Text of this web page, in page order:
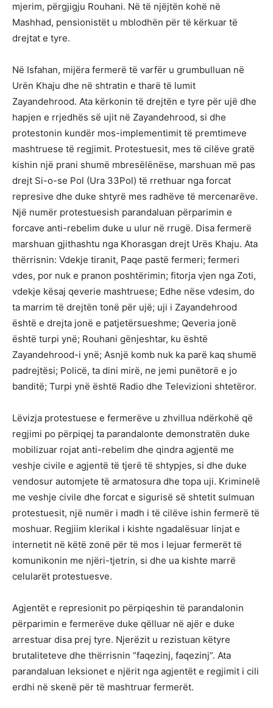
mjerim, përgjigju Rouhani. Në të njëjtën kohë në
Mashhad, pensionistët u mblodhën për të kërkuar të
drejtat e tyre.
Në Isfahan, mijëra fermerë të varfër u grumbulluan në
Urën Khaju dhe në shtratin e tharë të lumit
Zayandehrood. Ata kërkonin të drejtën e tyre për ujë dhe
hapjen e rrjedhës së ujit në Zayandehrood, si dhe
protestonin kundër mos-implementimit të premtimeve
mashtruese të regjimit. Protestuesit, mes të cilëve gratë
kishin një prani shumë mbresëlënëse, marshuan më pas
drejt Si-o-se Pol (Ura 33Pol) të rrethuar nga forcat
represive dhe duke shtyrë mes radhëve të mercenarëve.
Një numër protestuesish parandaluan përparimin e
forcave anti-rebelim duke u ulur në rrugë. Disa fermerë
marshuan gjithashtu nga Khorasgan drejt Urës Khaju. Ata
thërrisnin: Vdekje tiranit, Paqe pastë fermeri; fermeri
vdes, por nuk e pranon poshtërimin; fitorja vjen nga Zoti,
vdekje kësaj qeverie mashtruese; Edhe nëse vdesim, do
ta marrim të drejtën tonë për ujë; uji i Zayandehrood
është e drejta jonë e patjetërsueshme; Qeveria jonë
është turpi ynë; Rouhani gënjeshtar, ku është
Zayandehrood-i ynë; Asnjë komb nuk ka parë kaq shumë
padrejtësi; Policë, ta dini mirë, ne jemi punëtorë e jo
banditë; Turpi ynë është Radio dhe Televizioni shtetëror.
Lëvizja protestuese e fermerëve u zhvillua ndërkohë që
regjimi po përpiqej ta parandalonte demonstratën duke
mobilizuar rojat anti-rebelim dhe qindra agjentë me
veshje civile e agjentë të tjerë të shtypjes, si dhe duke
vendosur automjete të armatosura dhe topa uji. Kriminelë
me veshje civile dhe forcat e sigurisë së shtetit sulmuan
protestuesit, një numër i madh i të cilëve ishin fermerë të
moshuar. Regjiim klerikal i kishte ngadalësuar linjat e
internetit në këtë zonë për të mos i lejuar fermerët të
komunikonin me njëri-tjetrin, si dhe ua kishte marrë
celularët protestuesve.
Agjentët e represionit po përpiqeshin të parandalonin
përparimin e fermerëve duke qëlluar në ajër e duke
arrestuar disa prej tyre. Njerëzit u rezistuan këtyre
brutaliteteve dhe thërrisnin “faqezinj, faqezinj”. Ata
parandaluan leksionet e njërit nga agjentët e regjimit i cili
erdhi në skenë për të mashtruar fermerët.